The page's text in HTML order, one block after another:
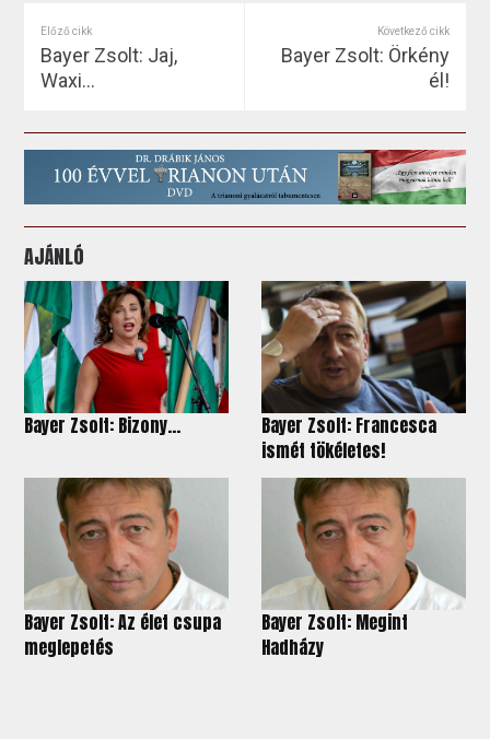
Előző cikk
Bayer Zsolt: Jaj,
Waxi…
Következő cikk
Bayer Zsolt: Örkény
él!
AJÁNLÓ
Bayer Zsolt: Bizony…
Bayer Zsolt: Francesca
ismét tökéletes!
Bayer Zsolt: Az élet csupa
meglepetés
Bayer Zsolt: Megint
Hadházy